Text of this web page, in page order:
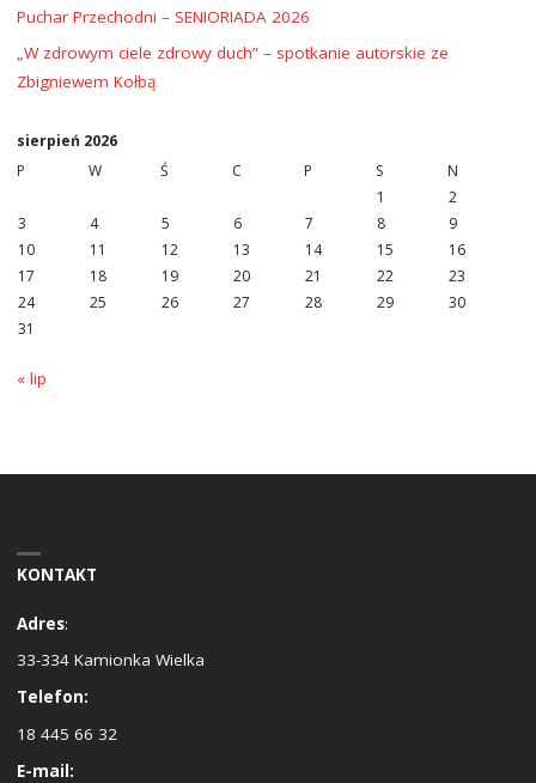
Puchar Przechodni – SENIORIADA 2026
„W zdrowym ciele zdrowy duch” – spotkanie autorskie ze
Zbigniewem Kołbą
sierpień 2026
P
W Ś C P S
N
1
2
3
4 5 6 7 8
9
10
11 12 13 14 15
16
17
18 19 20 21 22
23
24
25 26 27 28 29
30
31
« lip
KONTAKT
Adres:
33-334 Kamionka Wielka
Telefon:
18 445 66 32
E-mail: